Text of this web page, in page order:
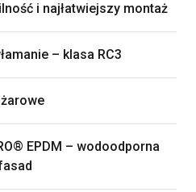
i najłatwiejszy montaż
– klasa RC3
EPDM – wodoodporna